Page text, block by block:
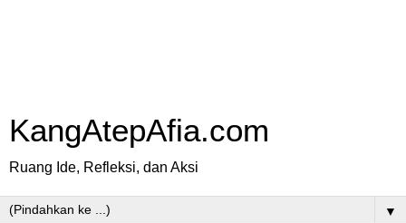
KangAtepAfia.com
Ruang Ide, Refleksi, dan Aksi
▼